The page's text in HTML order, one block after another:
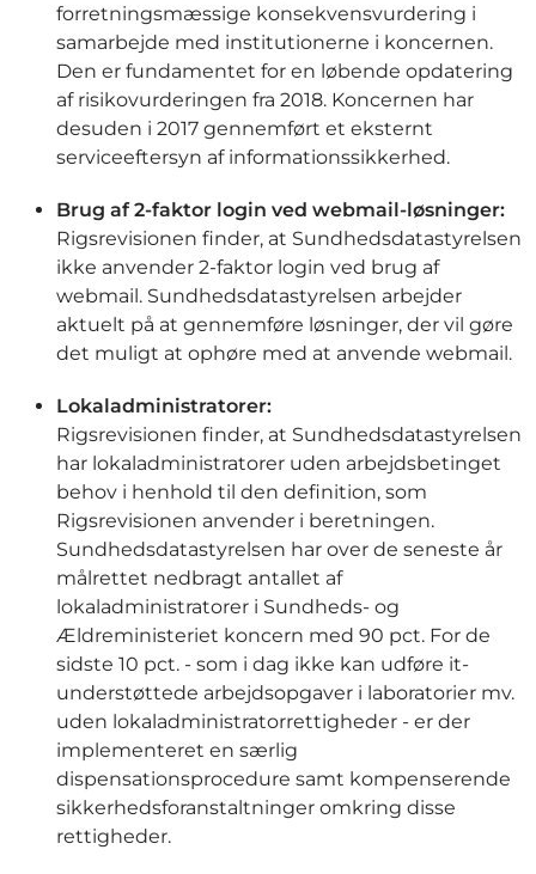
forretningsmæssige konsekvensvurdering i
samarbejde med institutionerne i koncernen.
Den er fundamentet for en løbende opdatering
af risikovurderingen fra 2018. Koncernen har
desuden i 2017 gennemført et eksternt
serviceeftersyn af informationssikkerhed.
Brug af 2-faktor login ved webmail-løsninger:
Rigsrevisionen finder, at Sundhedsdatastyrelsen
ikke anvender 2-faktor login ved brug af
webmail. Sundhedsdatastyrelsen arbejder
aktuelt på at gennemføre løsninger, der vil gøre
det muligt at ophøre med at anvende webmail.
Lokaladministratorer:
Rigsrevisionen finder, at Sundhedsdatastyrelsen
har lokaladministratorer uden arbejdsbetinget
behov i henhold til den definition, som
Rigsrevisionen anvender i beretningen.
Sundhedsdatastyrelsen har over de seneste år
målrettet nedbragt antallet af
lokaladministratorer i Sundheds- og
Ældreministeriet koncern med 90 pct. For de
sidste 10 pct. - som i dag ikke kan udføre it-
understøttede arbejdsopgaver i laboratorier mv.
uden lokaladministratorrettigheder - er der
implementeret en særlig
dispensationsprocedure samt kompenserende
sikkerhedsforanstaltninger omkring disse
rettigheder.